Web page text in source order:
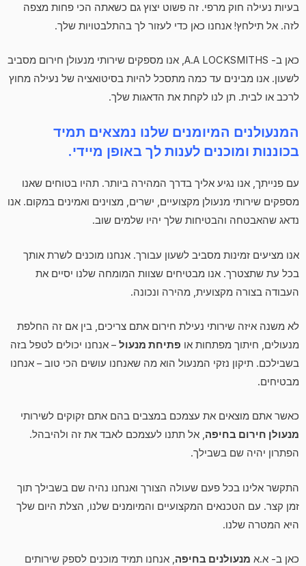
בעיות נעילה חוק מרפי. זה פשוט יצוץ גם כשאתה הכי פחות מצפה
לזה. אל תילחץ! אנחנו כאן כדי לעזור לך בהתלבטויות שלך.
כאן ב- A.A LOCKSMITHS, אנו מספקים שירותי מנעולן חירום מסביב
לשעון. אנו מבינים עד כמה מתסכל להיות בסיטואציה של נעילה מחוץ
לרכב או לבית. תן לנו לקחת את הדאגות שלך.
המנעולנים המיומנים שלנו נמצאים תמיד
בכוננות ומוכנים לענות לך באופן מיידי.
עם פנייתך, אנו נגיע אליך בדרך המהירה ביותר. תהיו בטוחים שאנו
מספקים שירותי מנעולן מקצועיים, ישרים, מצוינים ואמינים במקום. אנו
נדאג שהאבטחה והבטיחות שלך יהיו שלמים שוב.
אנו מציעים זמינות מסביב לשעון עבורך. אנחנו מוכנים לשרת אותך
בכל עת שתצטרך. אנו מבטיחים שצוות המומחה שלנו יסיים את
העבודה בצורה מקצועית, מהירה ונכונה.
לא משנה איזה שירותי נעילת חירום אתם צריכים, בין אם זה החלפת
מנעולים, חיתוך מפתחות או פתיחת מנעול – אנחנו יכולים לטפל בזה
בשבילכם. תיקון נזקי המנעול הוא מה שאנחנו עושים הכי טוב – אנחנו
מבטיחים.
כאשר אתם מוצאים את עצמכם במצבים בהם אתם זקוקים לשירותי
מנעולן חירום בחיפה, אל תתנו לעצמכם לאבד את זה ולהיבהל.
הפתרון יהיה שם בשבילך.
התקשר אלינו בכל פעם שעולה הצורך ואנחנו נהיה שם בשבילך תוך
זמן קצר. עם הטכנאים המקצועיים והמיומנים שלנו, הצלת היום שלך
היא המטרה שלנו.
כאן ב- א.א מנעולנים בחיפה, אנחנו תמיד מוכנים לספק שירותים